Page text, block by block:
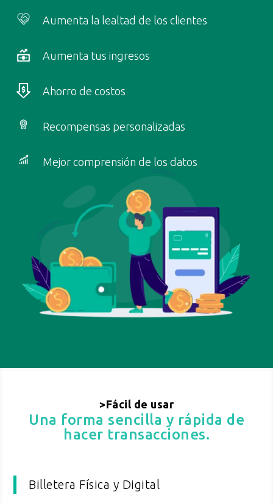
Aumenta la lealtad de los clientes
Aumenta tus ingresos
Ahorro de costos
Recompensas personalizadas
Mejor comprensión de los datos
>Fácil de usar
Una forma sencilla y rápida de
hacer transacciones.
Billetera Física y Digital